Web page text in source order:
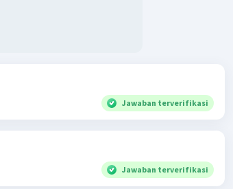
Jawaban terverifikasi
Jawaban terverifikasi